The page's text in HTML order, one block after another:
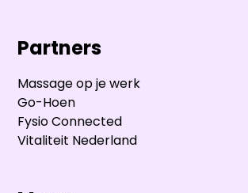
Partners
Massage op je werk
Go-Hoen
Fysio Connected
Vitaliteit Nederland